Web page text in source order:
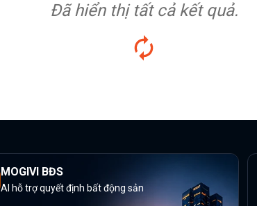
Đã hiển thị tất cả kết quả.
MOGIVI BĐS
AI hỗ trợ quyết định bất động sản